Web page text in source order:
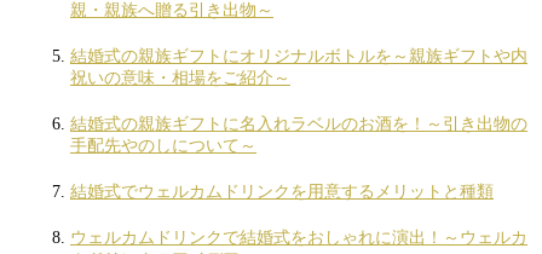
親・親族へ贈る引き出物～
結婚式の親族ギフトにオリジナルボトルを～親族ギフトや内
祝いの意味・相場をご紹介～
結婚式の親族ギフトに名入れラベルのお酒を！～引き出物の
手配先やのしについて～
結婚式でウェルカムドリンクを用意するメリットと種類
ウェルカムドリンクで結婚式をおしゃれに演出！～ウェルカ